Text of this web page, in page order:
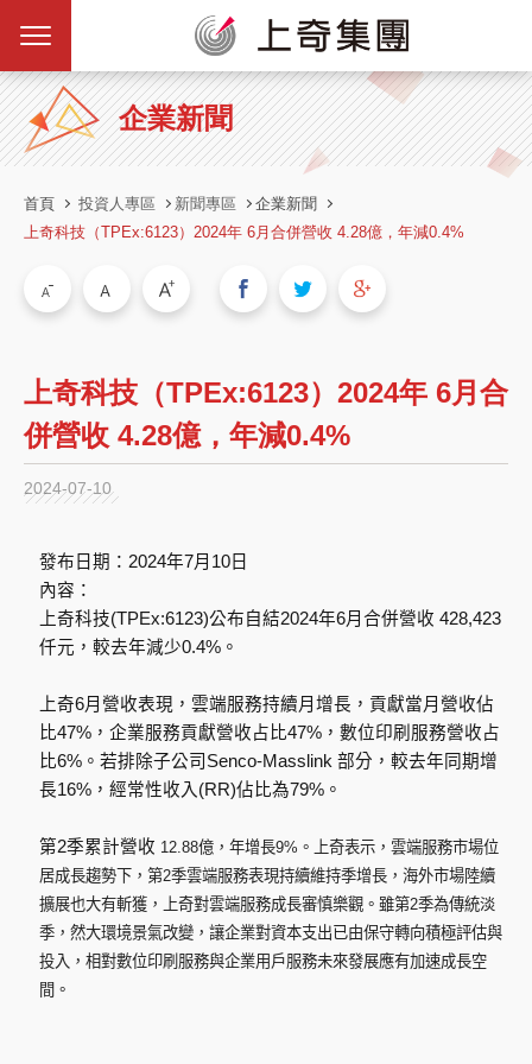
企業新聞
首頁 投資人專區 新聞專區
企業新聞
上奇科技（TPEx:6123）2024年 6月合併營收 4.28億，年減0.4%
上奇科技（TPEx:6123）2024年 6月合
併營收 4.28億，年減0.4%
2024-07-10
發布日期： 2024年7月 10日
內容：
上奇科技(TPEx:6123)公布自結2024年6月合併營收 428,423
仟元，較去年減少0.4% 。
上奇6月營收表現，雲端服務持續月增長，貢獻當月營收佔
比47% ，企業服務貢獻營收占比47% ，數位印刷服務營收占
比6% 。若排除子公司 Senco-Masslink部分，較去年同期增
長16% ，經常性收入 (RR)佔比為79% 。
第2季累計營收 12.88億，年增長9% 。上奇表示，雲端服務市場位
居成長趨勢下，第2季雲端服務表現持續維持季增長，海外市場陸續
擴展也大有斬獲，上奇對雲端服務成長審慎樂觀。雖第2季為傳統淡
季，然大環境景氣改變，讓企業對資本支出已由保守轉向積極評估與
投入，相對數位印刷服務與企業用戶服務未來發展應有加速成長空
間。